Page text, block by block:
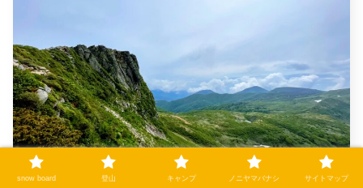
snow board 登山 キャンプ ノニヤマバナシ サイトマップ